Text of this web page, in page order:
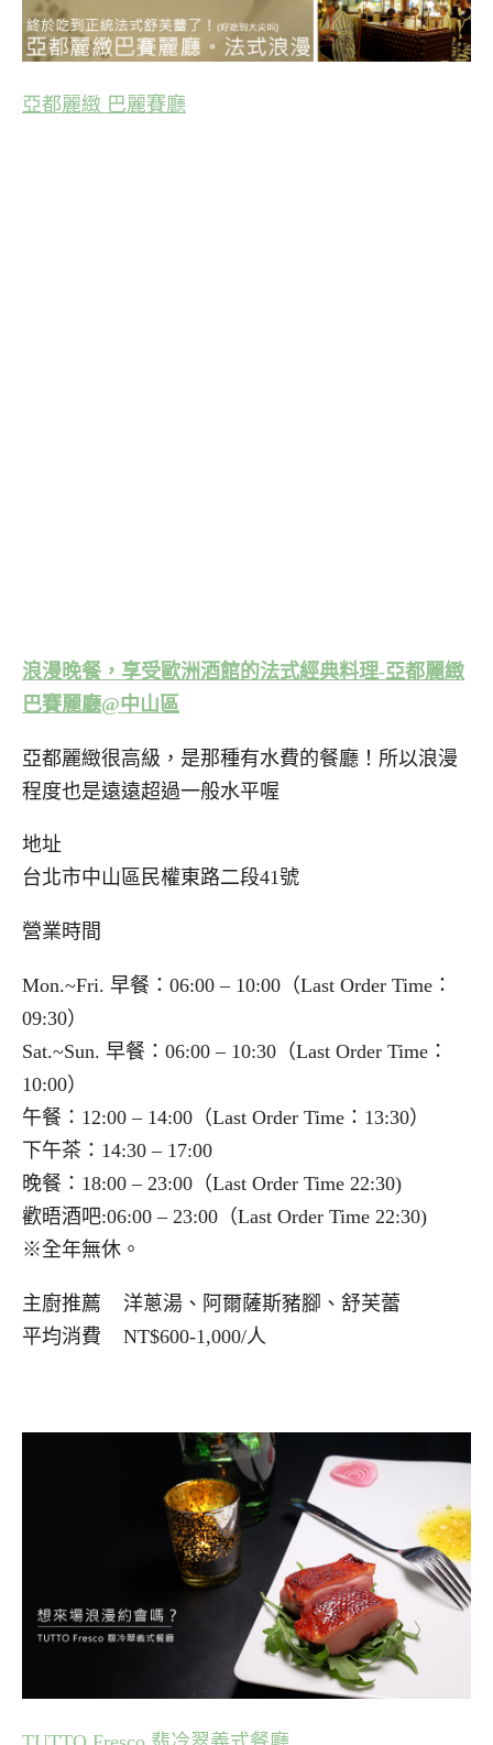
亞都麗緻 巴麗賽廳
浪漫晚餐，享受歐洲酒館的法式經典料理-亞都麗緻
巴賽麗廳@中山區
亞都麗緻很高級，是那種有水費的餐廳！所以浪漫
程度也是遠遠超過一般水平喔
地址
台北市中山區民權東路二段41號
營業時間
Mon.~Fri. 早餐：06:00 – 10:00（Last Order Time：
09:30）
Sat.~Sun. 早餐：06:00 – 10:30（Last Order Time：
10:00）
午餐：12:00 – 14:00（Last Order Time：13:30）
下午茶：14:30 – 17:00
晚餐：18:00 – 23:00（Last Order Time 22:30)
歡晤酒吧:06:00 – 23:00（Last Order Time 22:30)
※全年無休。
主廚推薦 洋蔥湯、阿爾薩斯豬腳、舒芙蕾
平均消費 NT$600-1,000/人